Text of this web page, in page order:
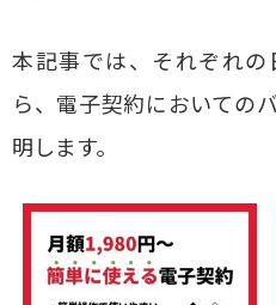
本記事では、それぞれ
ら、電子契約においての
明します。